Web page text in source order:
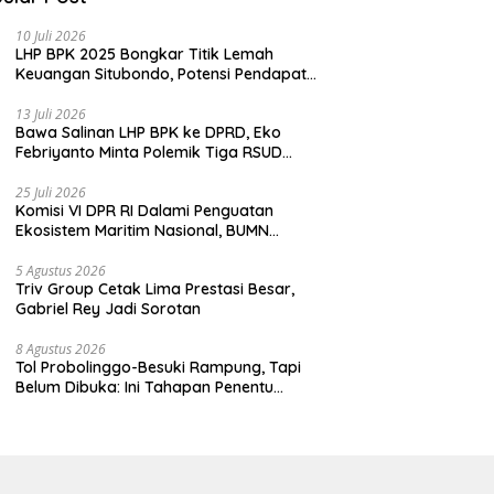
10 Juli 2026
LHP BPK 2025 Bongkar Titik Lemah
Keuangan Situbondo, Potensi Pendapatan
13 Juli 2026
Bawa Salinan LHP BPK ke DPRD, Eko
Febriyanto Minta Polemik Tiga RSUD
Opini
25 Juli 2026
Komisi VI DPR RI Dalami Penguatan
Ekosistem Maritim Nasional, BUMN
Surabaya
5 Agustus 2026
Triv Group Cetak Lima Prestasi Besar,
Gabriel Rey Jadi Sorotan
8 Agustus 2026
Tol Probolinggo-Besuki Rampung, Tapi
Belum Dibuka: Ini Tahapan Penentu